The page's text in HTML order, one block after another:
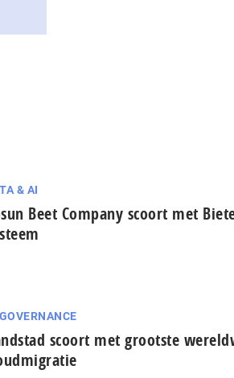
& AI
Beet Company scoort met
scoort met grootste